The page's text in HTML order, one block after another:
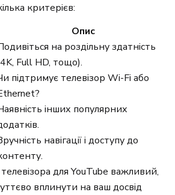
критерієв:
Опис
на роздільну здатність
Full HD, тощо).
підтримує телевізор Wi-Fi або
інших популярних
навігації і доступу до
для YouTube важливий,
вплинути на ваш досвід